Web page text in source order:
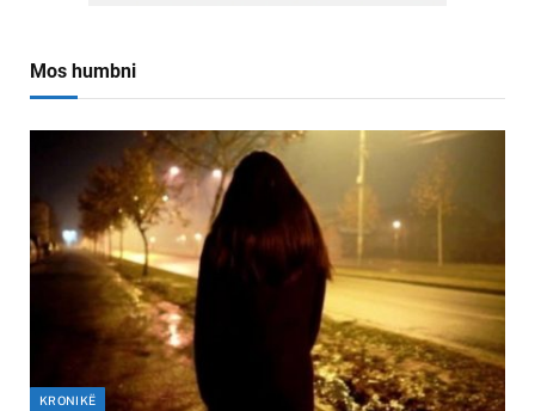
Mos humbni
KRONIKË